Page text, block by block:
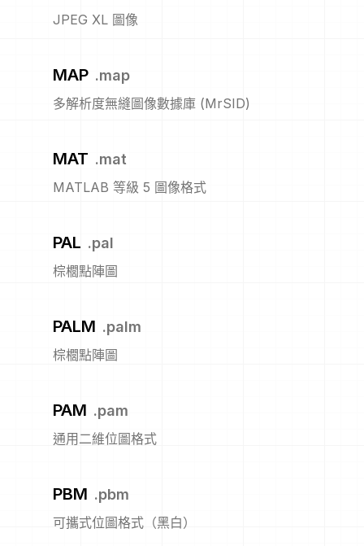
JPEG XL 圖像
MAP .map
多解析度無縫圖像數據庫 (MrSID)
MAT .mat
MATLAB 等級 5 圖像格式
PAL .pal
棕櫚點陣圖
PALM .palm
棕櫚點陣圖
PAM .pam
通用二維位圖格式
PBM .pbm
可攜式位圖格式（黑白）